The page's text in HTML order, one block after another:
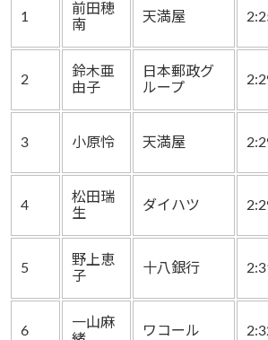
1
前田穂
南
天満屋
2
鈴木亜
由子
日本郵政グ
ループ
3 小原怜 天満屋
4
松田瑞
生
ダイハツ
5
野上恵
子
十八銀行
6
一山麻
ワコール